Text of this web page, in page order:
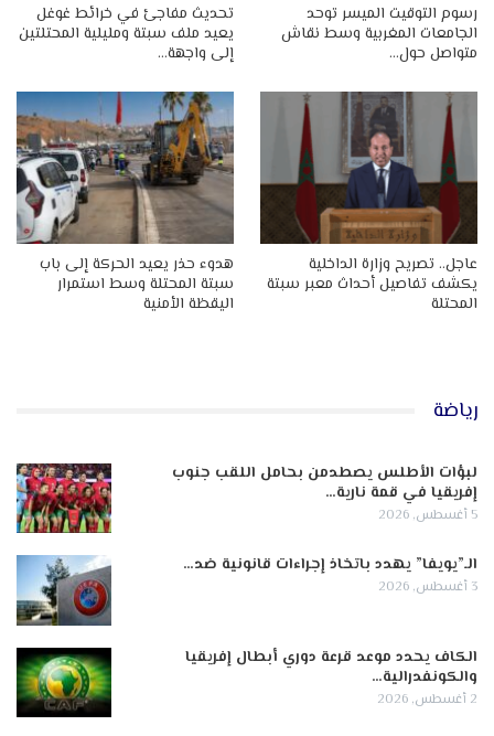
رسوم التوقيت الميسر توحد
الجامعات المغربية وسط نقاش
متواصل حول…
تحديث مفاجئ في خرائط غوغل
يعيد ملف سبتة ومليلية المحتلتين
إلى واجهة…
عاجل.. تصريح وزارة الداخلية
يكشف تفاصيل أحداث معبر سبتة
المحتلة
هدوء حذر يعيد الحركة إلى باب
سبتة المحتلة وسط استمرار
اليقظة الأمنية
رياضة
لبؤات الأطلس يصطدمن بحامل اللقب جنوب
إفريقيا في قمة نارية…
5 أغسطس, 2026
الـ”يويفا” يهدد باتخاذ إجراءات قانونية ضد…
3 أغسطس, 2026
الكاف يحدد موعد قرعة دوري أبطال إفريقيا
والكونفدرالية…
2 أغسطس, 2026